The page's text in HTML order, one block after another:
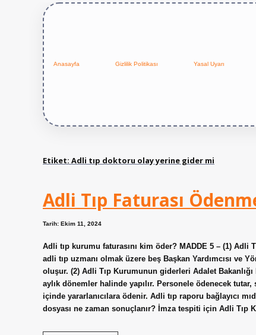
Anasayfa Gizlilik Politikası Yasal Uyarı
Etiket: Adli tıp doktoru olay yerine gider mi
Adli Tıp Faturası
Tarih: Ekim 11, 2024
Adli tıp kurumu faturasını kim öder? MADDE 5 – (1) Adli
adli tıp uzmanı olmak üzere beş Başkan Yardımcısı
oluşur. (2) Adli Tıp Kurumunun giderleri Adalet
aylık dönemler halinde yapılır. Personele ödenecek
içinde yararlanıcılara ödenir. Adli tıp raporu bağlayıcı
dosyası ne zaman sonuçlanır? İmza tespiti için Adli Tıp